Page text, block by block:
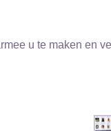
u te maken en